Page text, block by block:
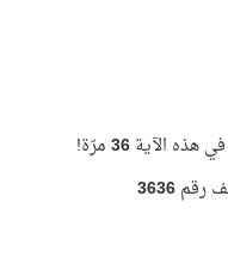
هذه الآية36مرّة!
رقم3636